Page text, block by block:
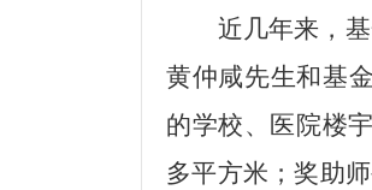
近几年来，
黄仲咸先生和基
的学校、医院楼
多平方米；奖助